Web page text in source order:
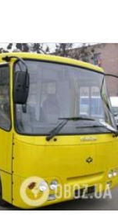
маршрутці:
та слідчо-